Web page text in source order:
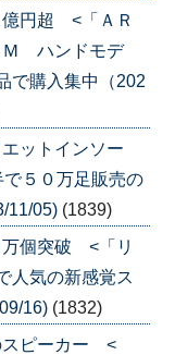
億円超 <「ＡＲ
ハンドモデ
で購入集中（202
ットインソー
５０万足販売の
11/05) (1839)
万個突破 <「リ
人気の新感覚ス
16) (1832)
スピーカー <